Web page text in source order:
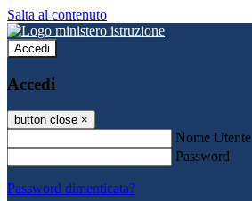
Salta al contenuto
Accedi
Accedi
button close ×
Nome Utente
Password
Password dimenticata?